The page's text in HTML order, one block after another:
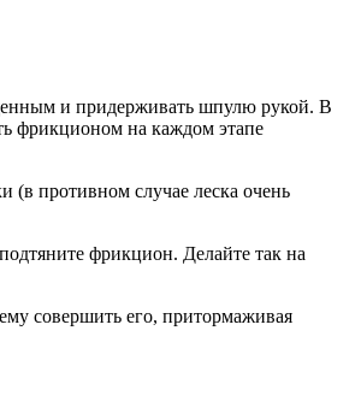
и придерживать шпулю рукой. В
фрикционом на каждом этапе
(в противном случае леска очень
фрикцион. Делайте так на
совершить его, притормаживая